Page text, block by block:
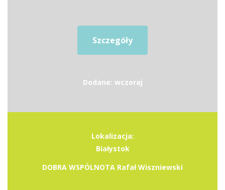
Szczegóły
Dodane: wczoraj
Lokalizacja:
Białystok
DOBRA WSPÓLNOTA Rafał Wiszniewski